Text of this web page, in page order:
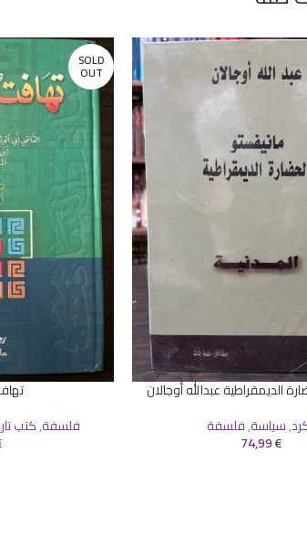
الديمقراطية عبدالله أوجالان
,سياسة,فلسفة
74,99€
SOLD
OUT
فلسفة,كتب